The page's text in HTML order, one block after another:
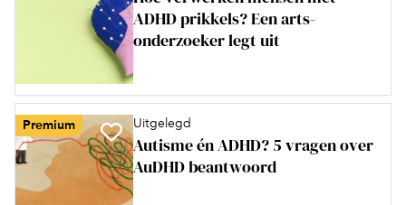
ADHD prikkels? Een arts-
onderzoeker legt uit
Premium Uitgelegd
Autisme én ADHD? 5 vragen over
AuDHD beantwoord